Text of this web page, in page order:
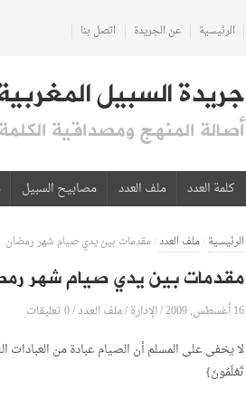
الرئيسية عن الجريدة اتصل بنا
جريدة السبيل
أصالة المنهج ومصداقية الكلمة
كلمة العدد ملف العدد مصابيح السبيل
الرئيسية/ملف العدد/مقدمات بين يدي صيام شهر رمضان
مقدمات بين يدي صيام شهر
16 أغسطس, 2009 /الإدارة/ملف العدد/0 تعليقات
لا يخفى على المسلم أن الصيام عبادة من
تَعْلَمُونَ}